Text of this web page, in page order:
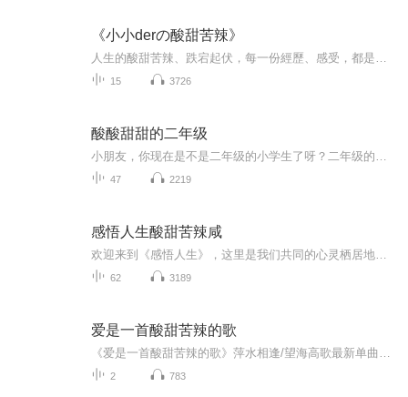
《小小derの酸甜苦辣》
15 3726
酸酸甜甜的二年级
47 2219
感悟人生酸甜苦辣咸
62 3189
爱是一首酸甜苦辣的歌
2 783